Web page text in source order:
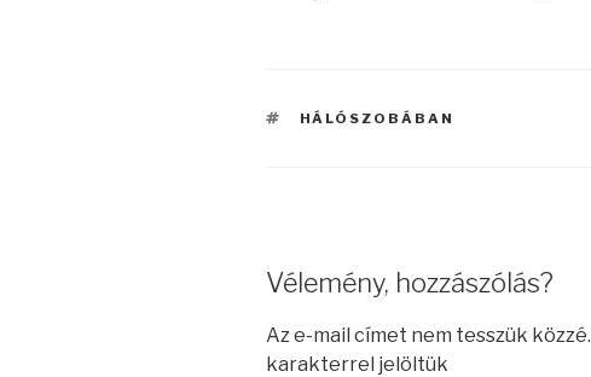
CÍMKÉK
HÁLÓSZOBÁBAN
Vélemény, hozzászólás?
Az e-mail címet nem tesszük közzé.
karakterrel jelöltük